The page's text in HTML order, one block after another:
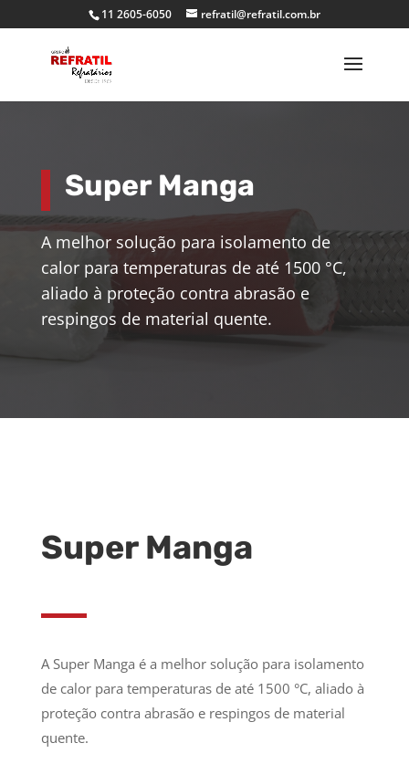
11 2605-6050 refratil@refratil.com.br
Super Manga
A melhor solução para isolamento de
calor para temperaturas de até 1500 °C,
aliado à proteção contra abrasão e
respingos de material quente.
Super Manga
A Super Manga é a melhor solução para isolamento
de calor para temperaturas de até 1500 °C, aliado à
proteção contra abrasão e respingos de material
quente.